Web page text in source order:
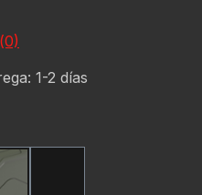
1-2 días
OD Green